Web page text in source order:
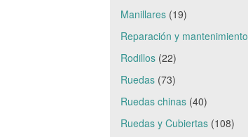
Manillares(19)
Reparación y mantenimiento
Rodillos(22)
Ruedas(73)
Ruedas chinas(40)
Ruedas y Cubiertas(108)